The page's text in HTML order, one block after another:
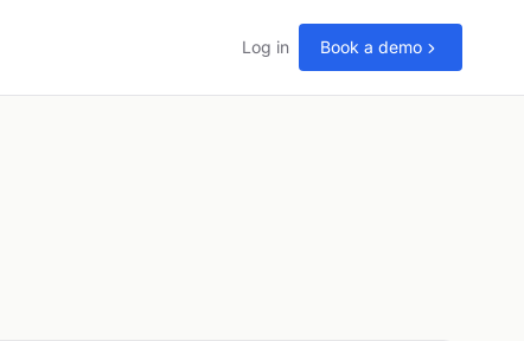
Log in Book a demo